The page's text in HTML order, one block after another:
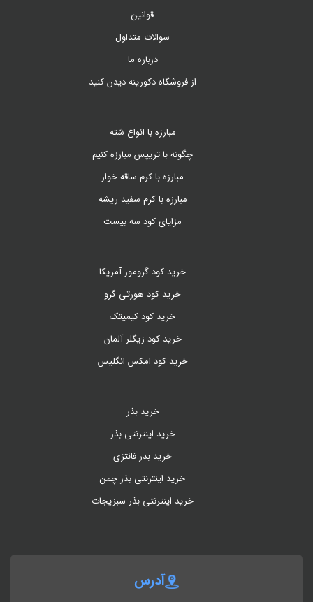
قوانین
سوالات متداول
درباره ما
از فروشگاه دکورینه دیدن کنید
مبارزه با انواع شته
چگونه با تریپس مبارزه کنیم
مبارزه با کرم ساقه خوار
مبارزه با کرم سفید ریشه
مزایای کود سه بیست
خرید کود گرومور آمریکا
خرید کود هورتی گرو
خرید کود کیمیتک
خرید کود زیگلر آلمان
خرید کود امکس انگلیس
خرید بذر
خرید اینترنتی بذر
خرید بذر فانتزی
خرید اینترنتی بذر چمن
خرید اینترنتی بذر سبزیجات
آدرس